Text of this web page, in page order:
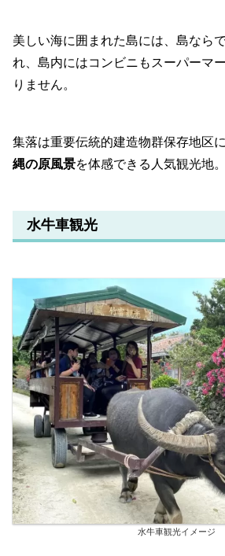
美しい海に囲まれた島には、島なら
れ、島内にはコンビニもスーパーマ
りません。
集落は重要伝統的建造物群保存地区
縄の原風景を体感できる人気観光地。
水牛車観光
水牛車観光イメージ